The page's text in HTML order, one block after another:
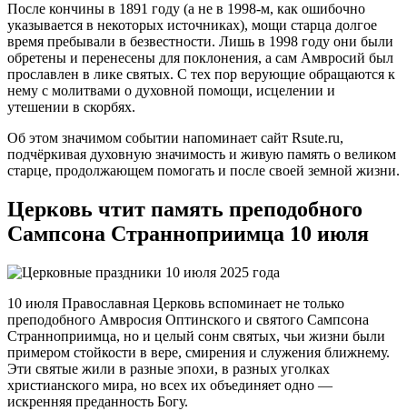
После кончины в 1891 году (а не в 1998-м, как ошибочно
указывается в некоторых источниках), мощи старца долгое
время пребывали в безвестности. Лишь в 1998 году они были
обретены и перенесены для поклонения, а сам Амвросий был
прославлен в лике святых. С тех пор верующие обращаются к
нему с молитвами о духовной помощи, исцелении и
утешении в скорбях.
Об этом значимом событии напоминает сайт Rsute.ru,
подчёркивая духовную значимость и живую память о великом
старце, продолжающем помогать и после своей земной жизни.
Церковь чтит память преподобного
Сампсона Странноприимца 10 июля
10 июля Православная Церковь вспоминает не только
преподобного Амвросия Оптинского и святого Сампсона
Странноприимца, но и целый сонм святых, чьи жизни были
примером стойкости в вере, смирения и служения ближнему.
Эти святые жили в разные эпохи, в разных уголках
христианского мира, но всех их объединяет одно —
искренняя преданность Богу.